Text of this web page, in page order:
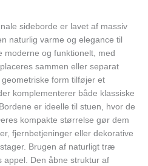
sideborde er lavet af massiv
naturlig varme og elegance til
moderne og funktionelt, med
sammen eller separat
form tilføjer et
komplementerer både klassiske
er ideelle til stuen, hvor de
kompakte størrelse gør dem
fjernbetjeninger eller dekorative
Brugen af naturligt træ
appel. Den åbne struktur af